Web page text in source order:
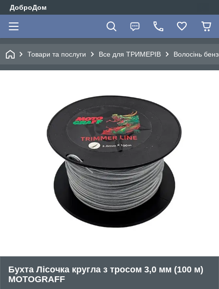
ДоброДом
Товари та послуги Все для ТРИМЕРІВ Волосінь
Бухта Лісочка кругла з тросом 3,0 мм (100 м)
MOTOGRAFF